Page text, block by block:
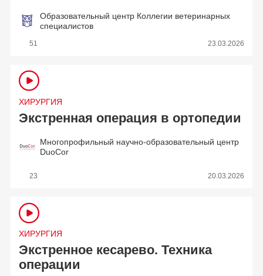
Образовательный центр Коллегии ветеринарных
специалистов
51 23.03.2026
ХИРУРГИЯ
Экстренная операция в ортопедии
Многопрофильный научно-образовательный центр
DuoCor
23 20.03.2026
ХИРУРГИЯ
Экстренное кесарево. Техника
операции